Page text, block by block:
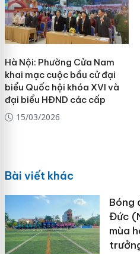
Hà Nội: Phường Cửa Nam
khai mạc cuộc bầu cử đại
biểu Quốc hội khóa XVI và
đại biểu HĐND các cấp
15/03/2026
Bài viết khác
Bóng
Đức
mùa